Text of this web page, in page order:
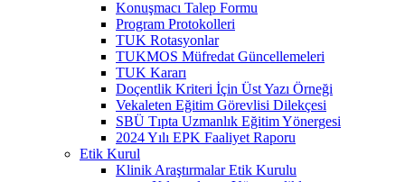
Konuşmacı Talep Formu
Program Protokolleri
TUK Rotasyonlar
TUKMOS Müfredat Güncellemeleri
TUK Kararı
Doçentlik Kriteri İçin Üst Yazı Örneği
Vekaleten Eğitim Görevlisi Dilekçesi
SBÜ Tıpta Uzmanlık Eğitim Yönergesi
2024 Yılı EPK Faaliyet Raporu
Etik Kurul
Klinik Araştırmalar Etik Kurulu